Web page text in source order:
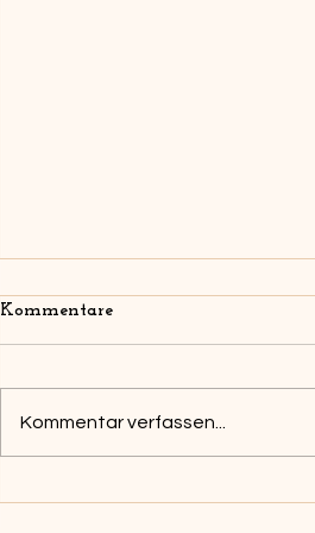
Kommentare
Kommentar verfassen...